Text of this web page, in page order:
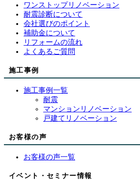
ワンストップリノベーション
耐震診断について
会社選びのポイント
補助金について
リフォームの流れ
よくあるご質問
施工事例
施工事例一覧
耐震
マンションリノベーション
戸建てリノベーション
お客様の声
お客様の声一覧
イベント・セミナー情報